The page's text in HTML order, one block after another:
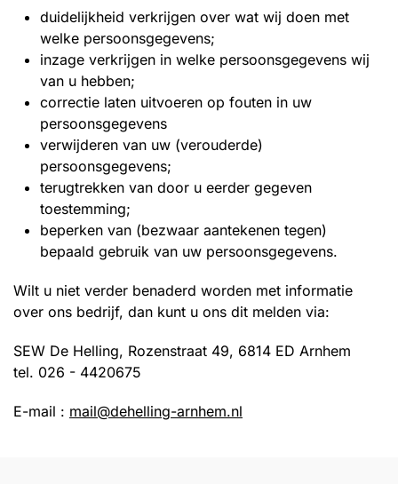
duidelijkheid verkrijgen over wat wij doen met
welke persoonsgegevens;
inzage verkrijgen in welke persoonsgegevens wij
van u hebben;
correctie laten uitvoeren op fouten in uw
persoonsgegevens
verwijderen van uw (verouderde)
persoonsgegevens;
terugtrekken van door u eerder gegeven
toestemming;
beperken van (bezwaar aantekenen tegen)
bepaald gebruik van uw persoonsgegevens.
Wilt u niet verder benaderd worden met informatie
over ons bedrijf, dan kunt u ons dit melden via:
SEW De Helling, Rozenstraat 49, 6814 ED Arnhem
tel. 026 - 4420675
E-mail : mail@dehelling-arnhem.nl